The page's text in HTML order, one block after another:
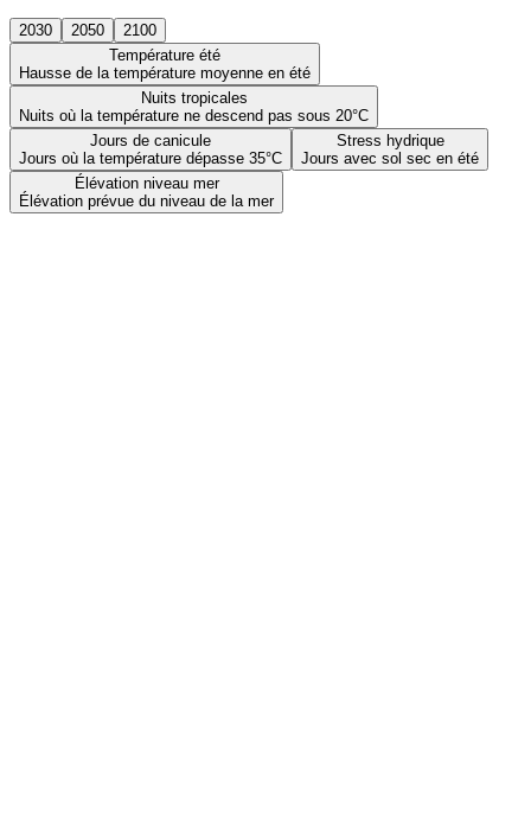
2030 2050
2100
Température été
Hausse de la température moyenne en été
Nuits tropicales
Nuits où la température ne descend pas sous 20°C
Jours de canicule
Jours où la température dépasse 35°C
Stress hydrique
Jours avec sol sec en été
Élévation niveau mer
Élévation prévue du niveau de la mer